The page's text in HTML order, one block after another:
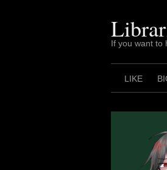
If you want to
LIKE